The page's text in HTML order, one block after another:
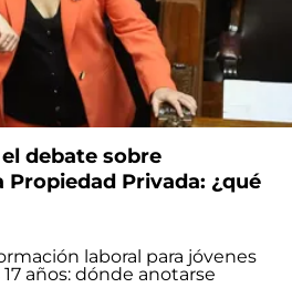
debate sobre
Propiedad Privada: ¿qué